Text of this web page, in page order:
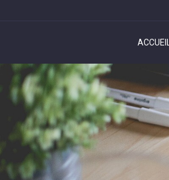
ACCUEIL